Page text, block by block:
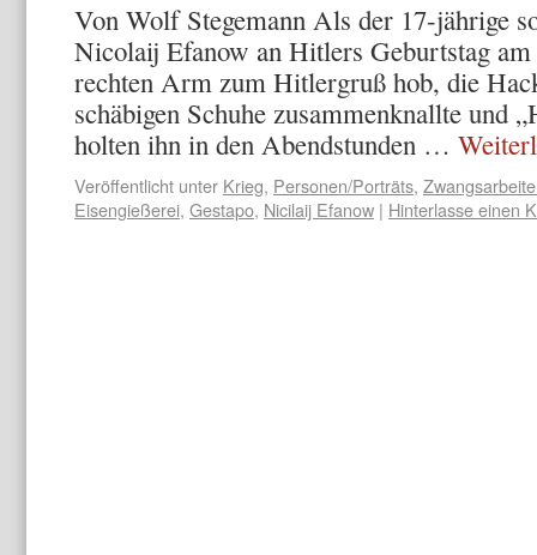
Von Wolf Stegemann Als der 17-jährige
Nicolaij Efanow an Hitlers Geburtstag
rechten Arm zum Hitlergruß hob, die
schäbigen Schuhe zusammenknallte und
holten ihn in den Abendstunden …
Veröffentlicht unter Krieg, Personen/Porträts,
Eisengießerei, Gestapo, Nicilaij Efanow | Hinterlasse einen